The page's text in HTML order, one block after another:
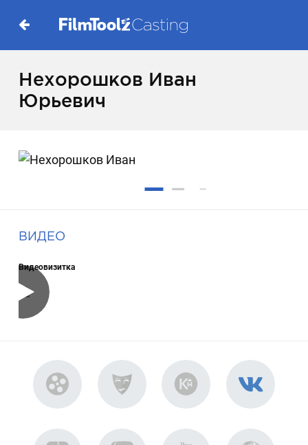
Нехорошков Иван
Юрьевич
ВИДЕО
Видеовизитка